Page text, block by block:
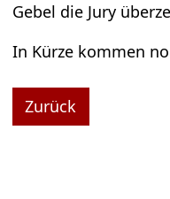
Gebel die Jury
In Kürze kom­men
Zurück